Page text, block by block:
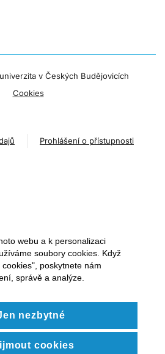
v Českých Budějovicích
Cookies
Prohlášení o přístupnosti
webu a k personalizaci
soubory cookies. Když
cookies", poskytnete nám
správě a analýze.
nezbytné
cookies